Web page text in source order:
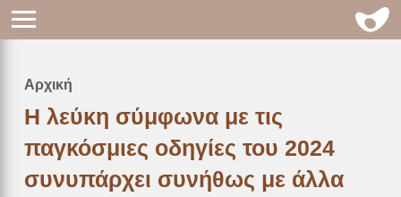
Breadcrumb
Αρχική
Η λεύκη σύμφωνα με τις
παγκόσμιες οδηγίες του 2024
συνυπάρχει συνήθως με άλλα